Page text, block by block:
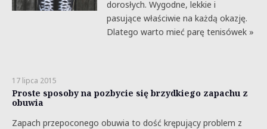
dorosłych. Wygodne, lekkie i
pasujące właściwie na każdą okazję.
Dlatego warto mieć parę tenisówek »
17 lipca 2015
Proste sposoby na pozbycie się brzydkiego zapachu z
obuwia
Zapach przepoconego obuwia to dość krępujący problem z